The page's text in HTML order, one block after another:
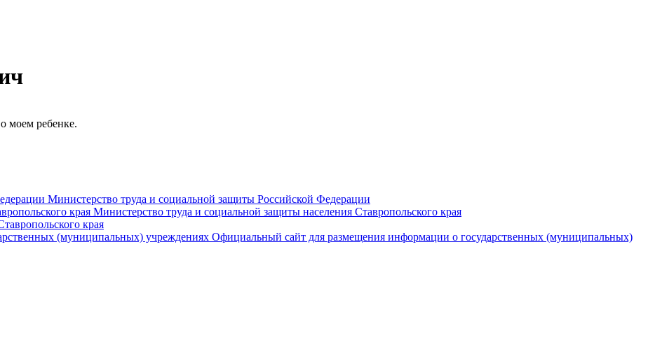
моем ребенке.
Министерство труда и социальной защиты Российской Федерации
Министерство труда и социальной защиты населения Ставропольского края
края
Официальный сайт для размещения информации о государственных (муниципальных)